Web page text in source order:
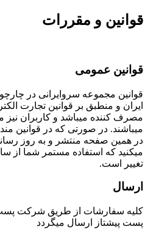
قوانین و مقررات
قوانین عمومی
قوانین مجموعه سروایرانی در
ایران و منطبق بر قوانین تجارت
مصرف کننده میباشد و کاربران
میباشند. در صورتی که در قوانین
در همین صفحه منتشر و به روز
میکنید که استفاده مستمر شما از
تغییر است.
ارسال
کلیه سفارشات از طریق شرکت
پست پیشتاز ارسال میگردد